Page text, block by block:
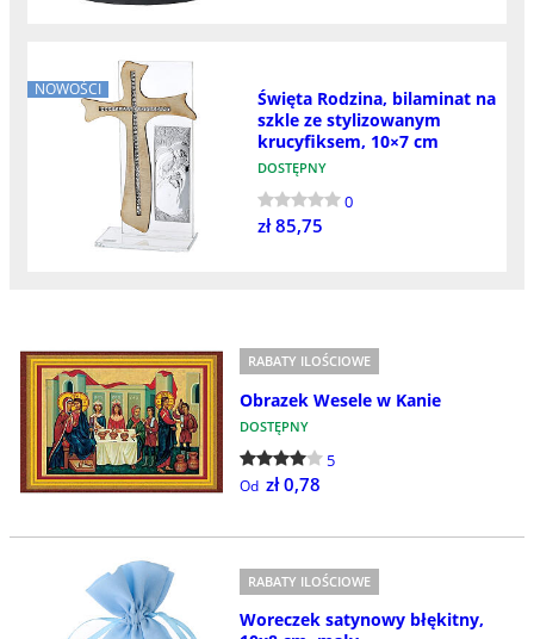
NOWOŚCI
Święta Rodzina, bilaminat na
szkle ze stylizowanym
krucyfiksem, 10×7 cm
DOSTĘPNY
0
zł 85,75
RABATY ILOŚCIOWE
Obrazek Wesele w Kanie
DOSTĘPNY
5
Od zł 0,78
RABATY ILOŚCIOWE
Woreczek satynowy błękitny,